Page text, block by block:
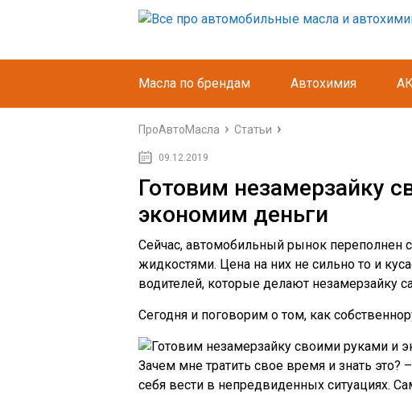
Масла по брендам Автохимия
ПроАвтоМасла Статьи
09.12.2019
Готовим незамерзайку
экономим деньги
Сейчас, автомобильный рынок
жидкостями. Цена на них не сильно то и
водителей, которые делают незамерзайку
Сегодня и поговорим о том, как
Зачем мне тратить свое время и знать это?
себя вести в непредвиденных ситуациях.